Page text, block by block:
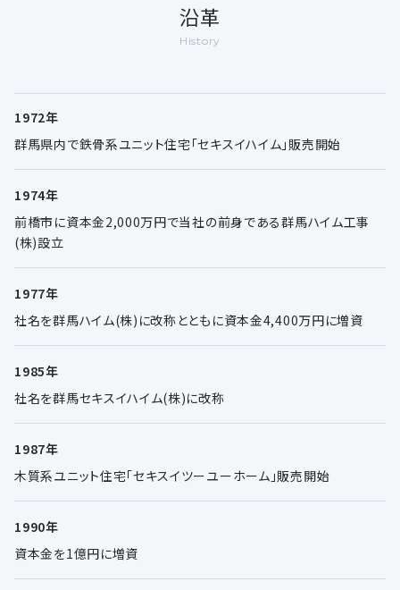
沿革
History
1972年
群馬県内で鉄骨系ユニット住宅「セキスイハイム」販売開始
1974年
前橋市に資本金2,000万円で当社の前身である群馬ハイム工事
(株)設立
1977年
社名を群馬ハイム(株)に改称とともに資本金4,400万円に増資
1985年
社名を群馬セキスイハイム(株)に改称
1987年
木質系ユニット住宅「セキスイツーユーホーム」販売開始
1990年
資本金を1億円に増資